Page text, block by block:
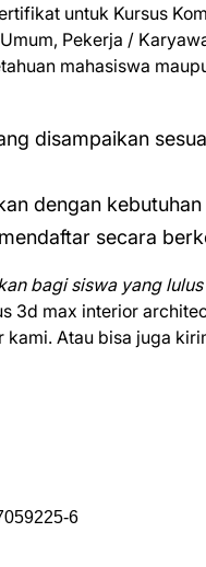
untuk Kursus
Pekerja /
mahasiswa
disampaikan
dengan kebutuhan
secara
bagi siswa yang lulus
3d max interior
Atau bisa juga
6